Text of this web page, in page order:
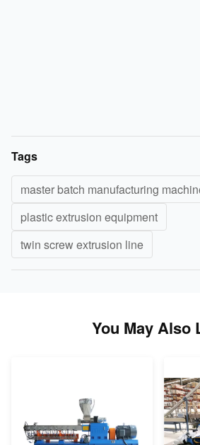
Tags
master batch manufacturing
plastic extrusion equipment
twin screw extrusion line
You May Also